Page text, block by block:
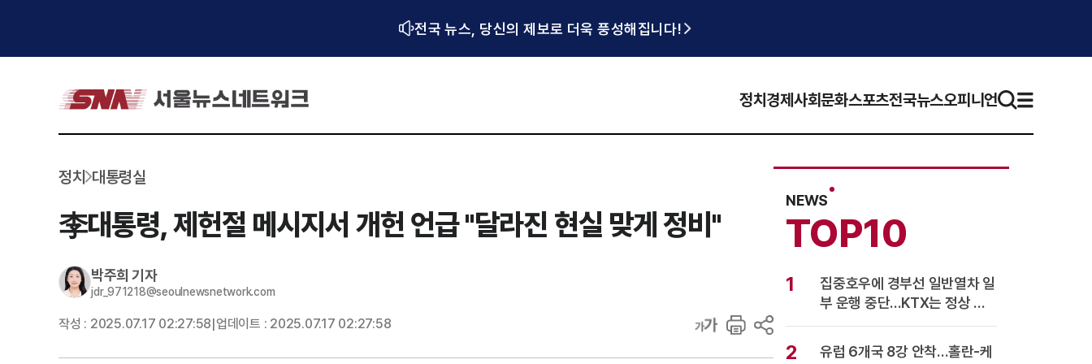
전국 뉴스, 당신의 제보로 더욱 풍성해집니다!
정치 경제사회문화스포츠전국뉴스오피니언
정치 대통령실
李대통령, 제헌절 메시지서 개헌 언급 "달라진 현실 맞게 정비"
박주희 기자
jdr_971218@seoulnewsnetwork.com
작성 : 2025.07.17 02:27:58 업데이트 : 2025.07.17 02:27:58
NEWS
TOP10
1
집중호우에 경부선 일반열차 일
부 운행 중단…KTX는 정상 운
행
2
유럽 6개국 8강 안착…홀란-케